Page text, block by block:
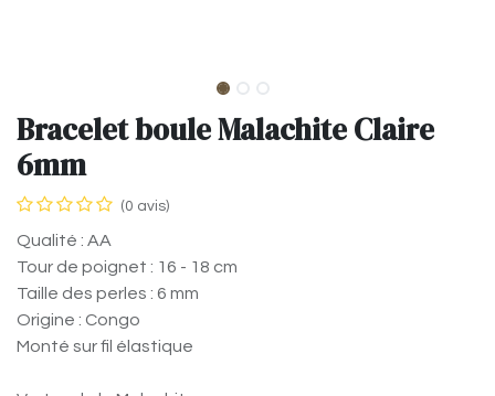
Bracelet boule Malachite Claire
6mm
(0 avis)
Qualité : AA
Tour de poignet : 16 - 18 cm
Taille des perles : 6 mm
Origine : Congo
Monté sur fil élastique